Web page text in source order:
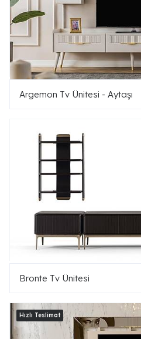
Argemon Tv Ünitesi - Aytaşı
Bronte Tv Ünitesi